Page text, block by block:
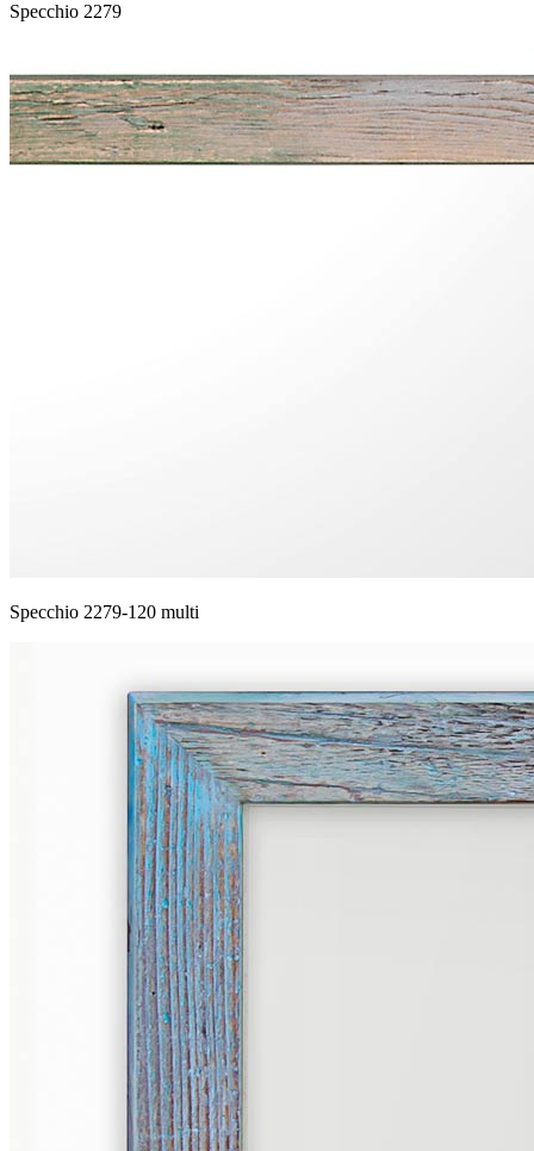
Specchio 2279
Specchio 2279-120 multi